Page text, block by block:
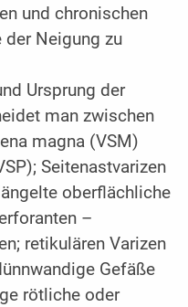
und chronischen
der Neigung zu
Ursprung der
man zwischen
magna (VSM)
Seitenastvarizen
oberflächliche
–
retikulären Varizen
Gefäße
rötliche oder